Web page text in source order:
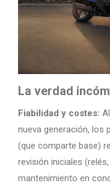
La verdad
Fiabilidad y costes:
nueva generación, los
(que comparte base)
revisión iniciales
mantenimiento en